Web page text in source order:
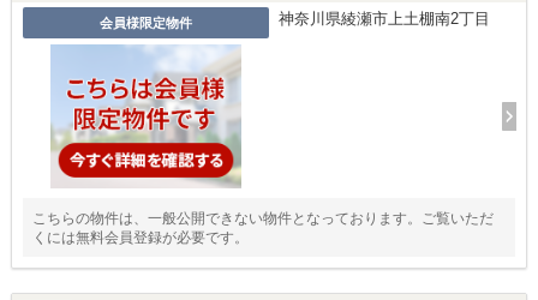
会員様限定物件 神奈川県綾瀬市上土棚南2丁目
こちらの物件は、一般公開できない物件となっております。ご覧いただ
くには無料会員登録が必要です。